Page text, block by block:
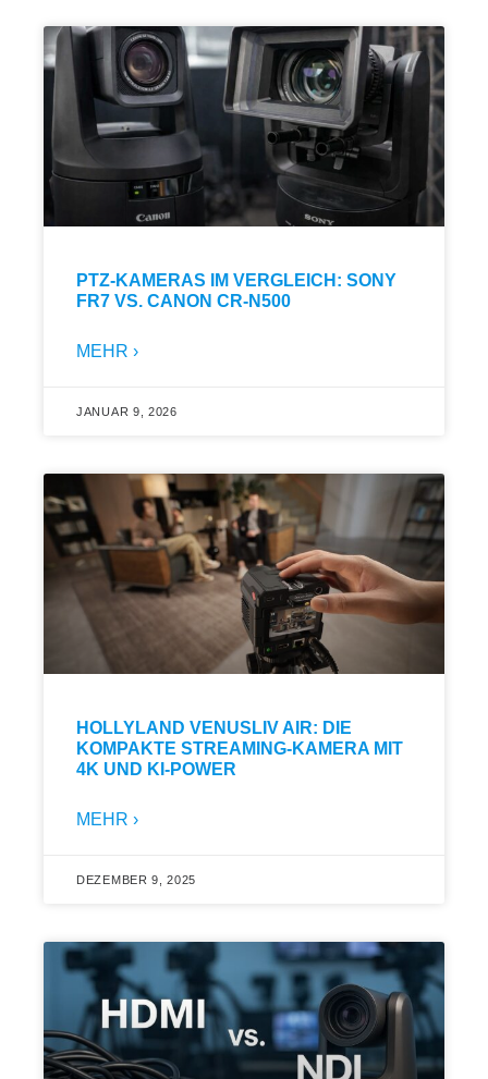
PTZ-KAMERAS IM VERGLEICH: SONY
FR7 VS. CANON CR-N500
MEHR ›
JANUAR 9, 2026
HOLLYLAND VENUSLIV AIR: DIE
KOMPAKTE STREAMING-KAMERA MIT
4K UND KI-POWER
MEHR ›
DEZEMBER 9, 2025